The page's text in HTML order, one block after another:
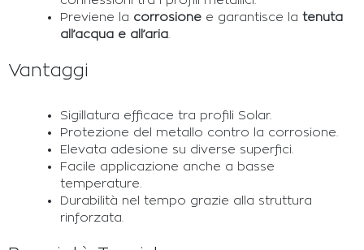
Previene la corrosionee garantisce la tenuta
all’acqua e all’aria.
Vantaggi
Sigillatura efficace tra profili Solar.
Protezione del metallo contro la corrosione.
Elevata adesione su diverse superfici.
Facile applicazione anche a basse
temperature.
Durabilità nel tempo grazie alla struttura
rinforzata.